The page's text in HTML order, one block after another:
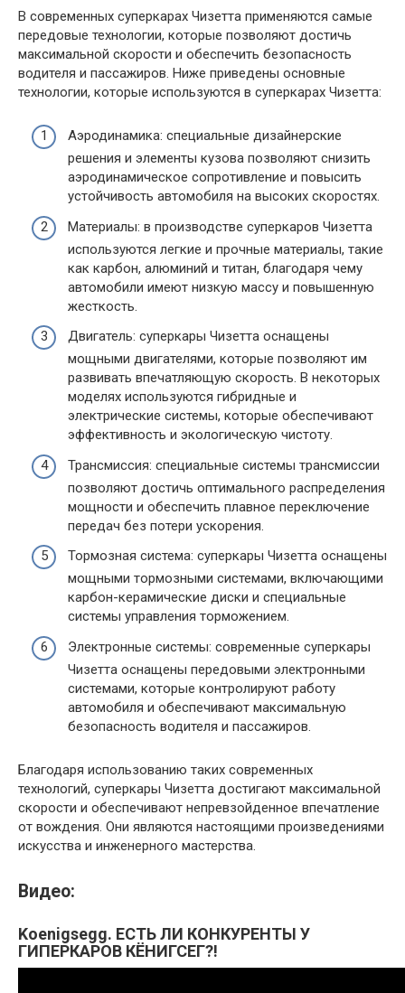
В современных суперкарах Чизетта применяются самые
передовые технологии, которые позволяют достичь
максимальной скорости и обеспечить безопасность
водителя и пассажиров. Ниже приведены основные
технологии, которые используются в суперкарах Чизетта:
Аэродинамика: специальные дизайнерские
решения и элементы кузова позволяют снизить
аэродинамическое сопротивление и повысить
устойчивость автомобиля на высоких скоростях.
Материалы: в производстве суперкаров Чизетта
используются легкие и прочные материалы, такие
как карбон, алюминий и титан, благодаря чему
автомобили имеют низкую массу и повышенную
жесткость.
Двигатель: суперкары Чизетта оснащены
мощными двигателями, которые позволяют им
развивать впечатляющую скорость. В некоторых
моделях используются гибридные и
электрические системы, которые обеспечивают
эффективность и экологическую чистоту.
Трансмиссия: специальные системы трансмиссии
позволяют достичь оптимального распределения
мощности и обеспечить плавное переключение
передач без потери ускорения.
Тормозная система: суперкары Чизетта оснащены
мощными тормозными системами, включающими
карбон-керамические диски и специальные
системы управления торможением.
Электронные системы: современные суперкары
Чизетта оснащены передовыми электронными
системами, которые контролируют работу
автомобиля и обеспечивают максимальную
безопасность водителя и пассажиров.
Благодаря использованию таких современных
технологий, суперкары Чизетта достигают максимальной
скорости и обеспечивают непревзойденное впечатление
от вождения. Они являются настоящими произведениями
искусства и инженерного мастерства.
Видео:
Koenigsegg. ЕСТЬ ЛИ КОНКУРЕНТЫ У
ГИПЕРКАРОВ КЁНИГСЕГ?!